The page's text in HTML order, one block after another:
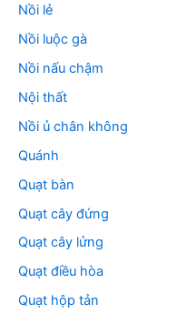
Nồi lẻ
Nồi luộc gà
Nồi nấu chậm
Nội thất
Nồi ủ chân không
Quánh
Quạt bàn
Quạt cây đứng
Quạt cây lửng
Quạt điều hòa
Quạt hộp tản